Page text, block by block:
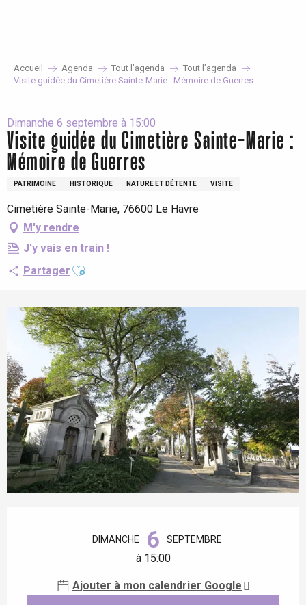
Accueil Agenda Tout l’agenda
Tout l’agenda
Visite guidée du Cimetière Sainte-Marie : Mémoire de Guerres
Dimanche 6 septembre à 15:00
Visite guidée du Cimetière Sainte-Marie :
Mémoire de Guerres
PATRIMOINE HISTORIQUE NATURE ET DÉTENTE VISITE
Cimetière Sainte-Marie, 76600 Le Havre
M'y rendre
J'y vais en train !
Partager Ajouter aux favoris
DIMANCHE 6 SEPTEMBRE
à 15:00
Ajouter à mon calendrier Google